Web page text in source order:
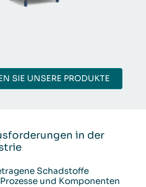
SIE UNSERE PRODUKTE
in der
Schadstoffe
und Komponenten